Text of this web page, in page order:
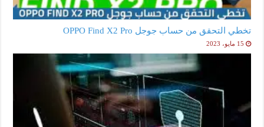
تخطي التحقق من حساب جوجل OPPO Find X2 Pro
15 مايو، 2023